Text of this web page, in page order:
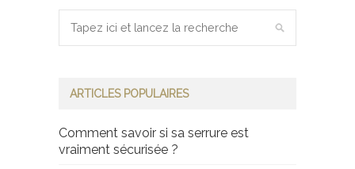
ARTICLES POPULAIRES
Comment savoir si sa serrure est
vraiment sécurisée ?